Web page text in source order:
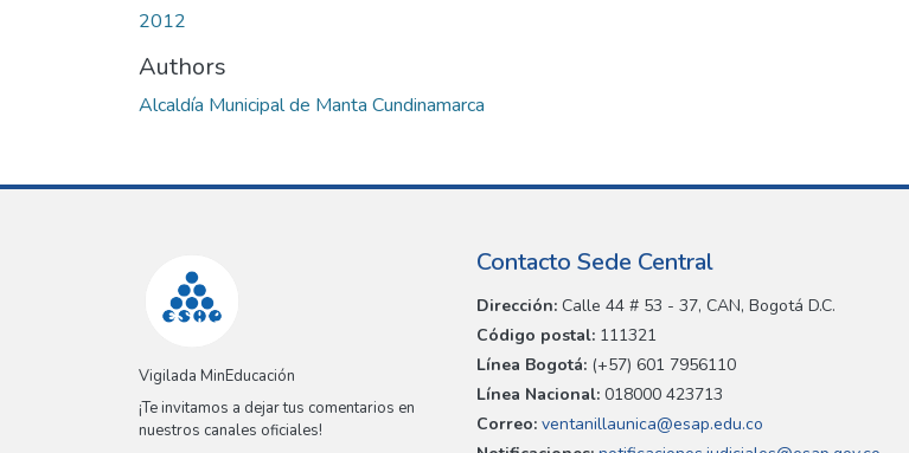
2012
Authors
Alcaldía Municipal de Manta Cundinamarca
Vigilada MinEducación
¡Te invitamos a dejar tus comentarios en
nuestros canales oficiales!
Contacto Sede Central
Dirección: Calle 44 # 53 - 37, CAN, Bogotá D.C.
Código postal: 111321
Línea Bogotá: (+57) 601 7956110
Línea Nacional: 018000 423713
Correo: ventanillaunica@esap.edu.co